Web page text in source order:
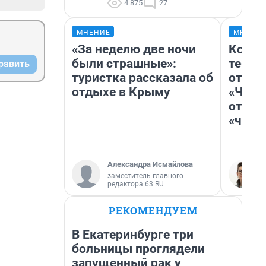
4 875 27
МНЕНИЕ
«За неделю две ночи
были страшные»:
туристка рассказала об
отдыхе в Крыму
Александра Исмайлова
заместитель главного
редактора 63.RU
тебя
РЕКОМЕНДУЕМ
В Екатеринбурге три
больницы проглядели
запущенный рак у